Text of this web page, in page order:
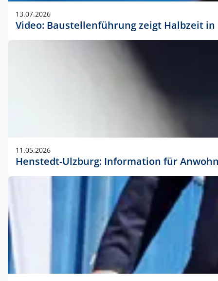
13.07.2026
Video: Baustellenführung zeigt Halbzeit
11.05.2026
Henstedt-Ulzburg: Information für